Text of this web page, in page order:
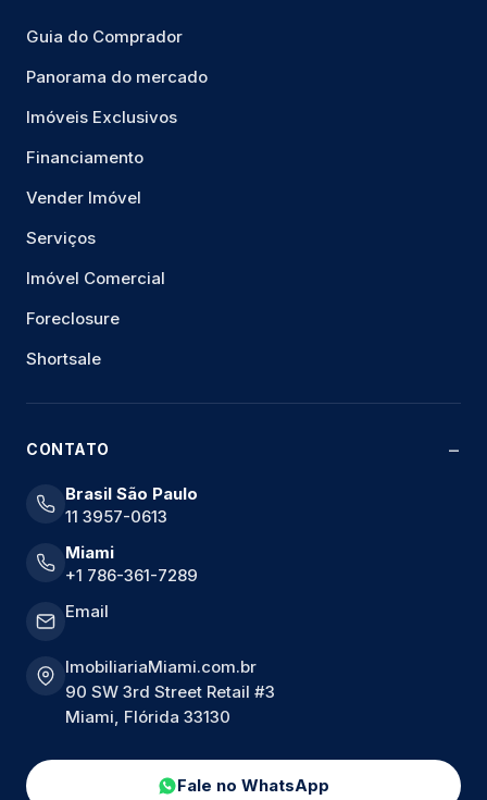
Guia do Comprador
Panorama do mercado
Imóveis Exclusivos
Financiamento
Vender Imóvel
Serviços
Imóvel Comercial
Foreclosure
Shortsale
CONTATO
Brasil São Paulo
11 3957-0613
Miami
+1 786-361-7289
Email
ImobiliariaMiami.com.br
90 SW 3rd Street Retail #3
Miami, Flórida 33130
Fale no WhatsApp